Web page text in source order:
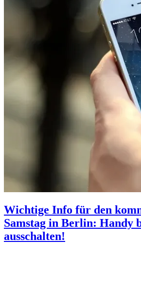
Wichtige Info für den
Samstag in Berlin: Handy
ausschalten!